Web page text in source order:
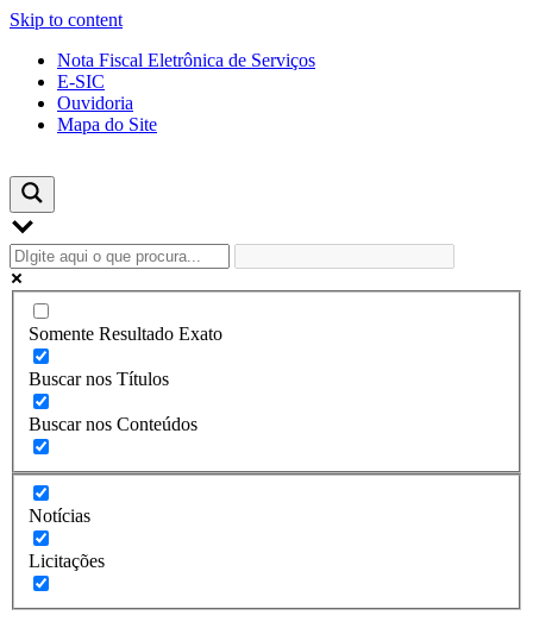
Skip to content
Nota Fiscal Eletrônica de Serviços
E-SIC
Ouvidoria
Mapa do Site
Somente Resultado Exato
Buscar nos Títulos
Buscar nos Conteúdos
Notícias
Licitações